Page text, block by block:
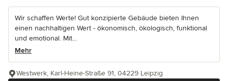
Wir schaffen Werte! Gut konzipierte Gebäude bieten Ihnen
einen nachhaltigen Wert - ökonomisch, ökologisch, funktional
und emotional. Mit...
Mehr
Westwerk, Karl-Heine-Straße 91, 04229 Leipzig